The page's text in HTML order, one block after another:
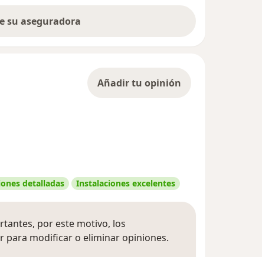
su aseguradora
Añadir tu opinión
detalladas Instalaciones excelentes
por este motivo, los
para modificar o eliminar opiniones.